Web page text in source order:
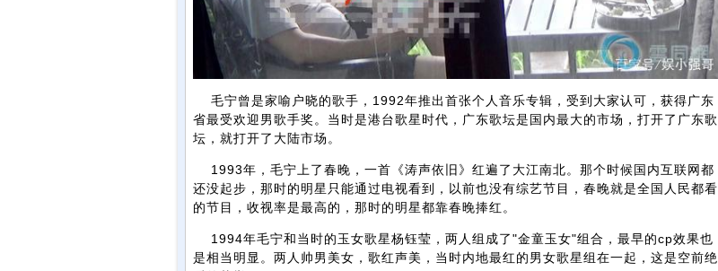
毛宁曾是家喻户晓的歌手，1992年推出首张个人音乐专辑，受到大家认可，获得广东
省最受欢迎男歌手奖。当时是港台歌星时代，广东歌坛是国内最大的市场，打开了广东歌
坛，就打开了大陆市场。
1993年，毛宁上了春晚，一首《涛声依旧》红遍了大江南北。那个时候国内互联网都
还没起步，那时的明星只能通过电视看到，以前也没有综艺节目，春晚就是全国人民都看
的节目，收视率是最高的，那时的明星都靠春晚捧红。
1994年毛宁和当时的玉女歌星杨钰莹，两人组成了"金童玉女"组合，最早的cp效果也
是相当明显。两人帅男美女，歌红声美，当时内地最红的男女歌星组在一起，这是空前绝